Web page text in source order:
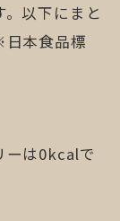
以下にまと
本食品標
ーは0kcalで